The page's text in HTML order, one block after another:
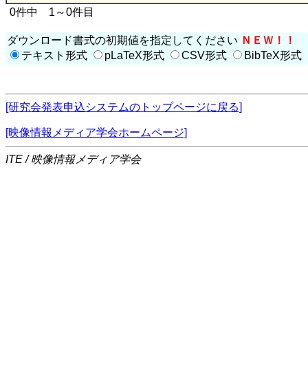
0件中 1～0件目
ダウンロード書式の初期値を指定してください ＮＥＷ！！
テキスト形式
pLaTeX形式 CSV形式 BibTeX形式
[研究会発表申込システムのトップページに戻る]
[映像情報メディア学会ホームページ]
ITE / 映像情報メディア学会